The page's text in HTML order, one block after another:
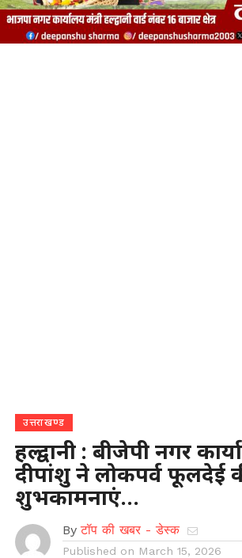
उत्तराखण्ड
हल्द्वानी : बीजेपी नगर
दीपांशु ने लोकपर्व फूलदेई
शुभकामनाएं…
By टॉप की खबर - डेस्क
Published on March 15, 2026